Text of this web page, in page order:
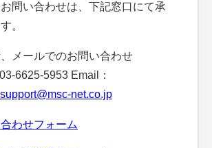
問い合わせは、下記窓口にて承
。
メールでのお問い合わせ
6625-5953 Email：
net.co.jp
わせフォーム